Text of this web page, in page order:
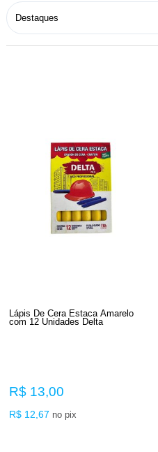
Lápis De Cera Estaca Amarelo
com 12 Unidades Delta
R$ 13,00
R$ 12,67 no pix